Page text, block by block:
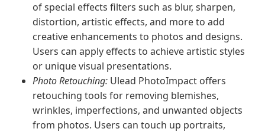
of special effects filters such as blur, sharpen,
distortion, artistic effects, and more to add
creative enhancements to photos and designs.
Users can apply effects to achieve artistic styles
or unique visual presentations.
Photo Retouching: Ulead PhotoImpact offers
retouching tools for removing blemishes,
wrinkles, imperfections, and unwanted objects
from photos. Users can touch up portraits,